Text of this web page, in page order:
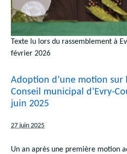
Texte lu lors du rassemblement à
février 2026
Adoption d’une motion sur
Conseil municipal d’Evry-
juin 2025
27 juin 2025
Un an après une première motion